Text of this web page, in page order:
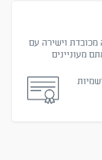
בשרים למכירה
המזון
מכובדת וישירה עם
מעוניינים